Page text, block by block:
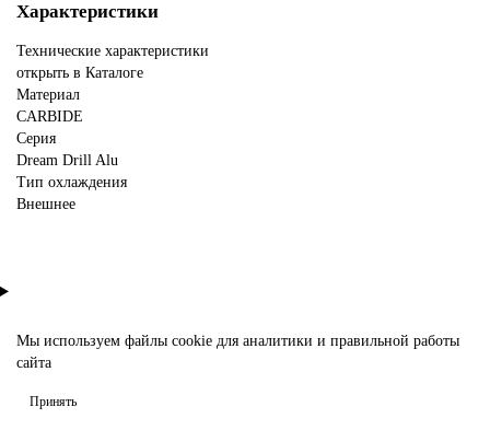
Характеристики
Технические характеристики
открыть в Каталоге
Материал
CARBIDE
Серия
Dream Drill Alu
Тип охлаждения
Внешнее
Мы используем файлы cookie для аналитики и правильной работы
сайта
Принять